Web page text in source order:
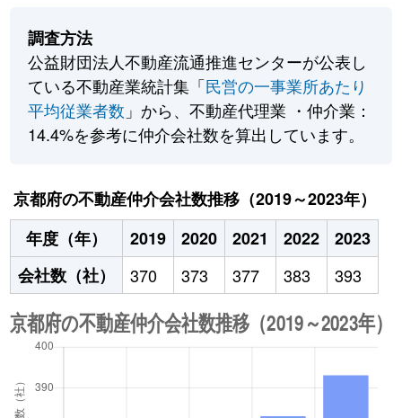
調査方法
公益財団法人不動産流通推進センターが公表し
ている不動産業統計集「民営の一事業所あたり
平均従業者数 」から、不動産代理業 ・仲介業：
14.4%を参考に仲介会社数を算出しています。
京都府の不動産仲介会社数推移（2019～2023年）
年度（年）
2019 2020 2021 2022
2023
会社数（社）
370 373 377 383 393